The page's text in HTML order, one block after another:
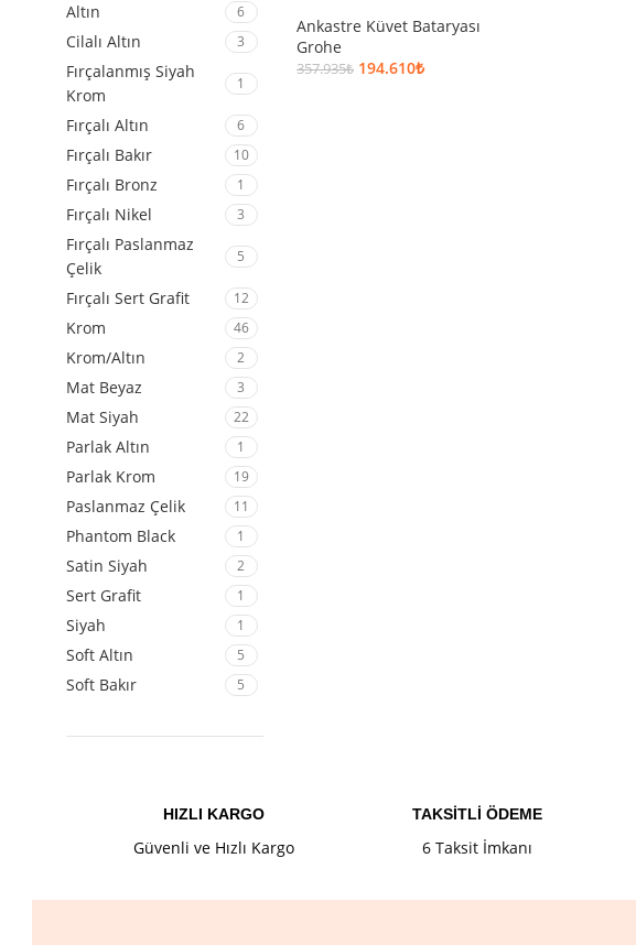
Altın 6
Cilalı Altın 3
Fırçalanmış Siyah
Krom
1
Fırçalı Altın 6
Fırçalı Bakır 10
Fırçalı Bronz 1
Fırçalı Nikel 3
Fırçalı Paslanmaz
Çelik
5
Fırçalı Sert Grafit 12
Krom 46
Krom/Altın 2
Mat Beyaz 3
Mat Siyah 22
Parlak Altın 1
Parlak Krom 19
Paslanmaz Çelik 11
Phantom Black 1
Satin Siyah 2
Sert Grafit 1
Siyah 1
Soft Altın 5
Soft Bakır 5
Ankastre Küvet Bataryası
Grohe
357.935₺ 194.610₺
HIZLI KARGO
Güvenli ve Hızlı Kargo
TAKSİTLİ ÖDEME
6 Taksit İmkanı